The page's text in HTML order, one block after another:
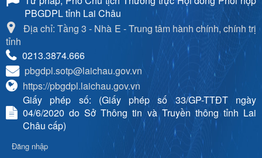
PBGDPL tỉnh Lai Châu
Địa chỉ: Tầng 3 - Nhà E - Trung tâm hành chính, chính trị
tỉnh
0213.3874.666
pbgdpl.sotp@laichau.gov.vn
https://pbgdpl.laichau.gov.vn
Giấy phép số: (Giấy phép số 33/GP-TTĐT ngày
04/6/2020 do Sở Thông tin và Truyền thông tỉnh Lai
Châu cấp)
Đăng nhập